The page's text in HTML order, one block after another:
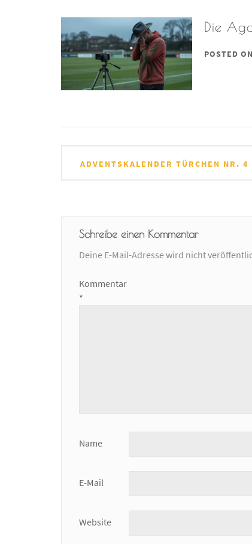
Die
POSTED ON
ADVENTSKALENDER TÜRCHEN NR. 4
Schreibe einen Kommentar
Deine E-Mail-Adresse wird nicht
Kommentar
*
Name
E-Mail
Website